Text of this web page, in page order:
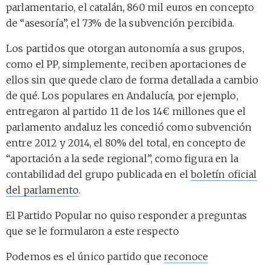
parlamentario, el catalán, 860 mil euros en concepto
de “asesoría”, el 73% de la subvención percibida.
Los partidos que otorgan autonomía a sus grupos,
como el PP, simplemente, reciben aportaciones de
ellos sin que quede claro de forma detallada a cambio
de qué. Los populares en Andalucía, por ejemplo,
entregaron al partido 11 de los 14€ millones que el
parlamento andaluz les concedió como subvención
entre 2012 y 2014, el 80% del total, en concepto de
“aportación a la sede regional”, como figura en la
contabilidad del grupo publicada en elboletín oficial
del parlamento.
El Partido Popular no quiso responder a preguntas
que se le formularon a este respecto
Podemos es el único partido quereconoce